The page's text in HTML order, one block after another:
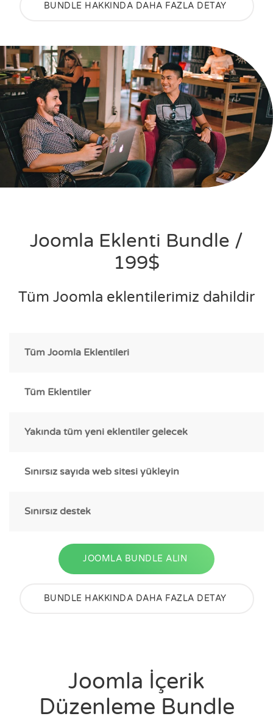
BUNDLE HAKKINDA DAHA FAZLA DETAY
Joomla Eklenti Bundle /
199$
Tüm Joomla eklentilerimiz dahildir
Tüm Joomla Eklentileri
Tüm Eklentiler
Yakında tüm yeni eklentiler gelecek
Sınırsız sayıda web sitesi yükleyin
Sınırsız destek
JOOMLA BUNDLE ALIN
BUNDLE HAKKINDA DAHA FAZLA DETAY
Joomla İçerik
Düzenleme Bundle